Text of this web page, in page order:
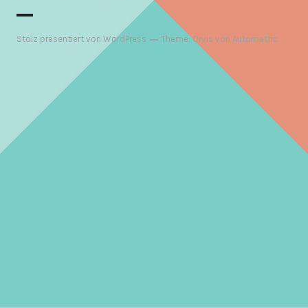
Stolz präsentiert von WordPress Theme: Orvis vonAutomattic.